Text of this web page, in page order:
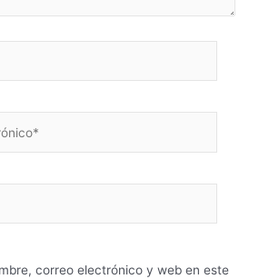
correo electrónico y web en este